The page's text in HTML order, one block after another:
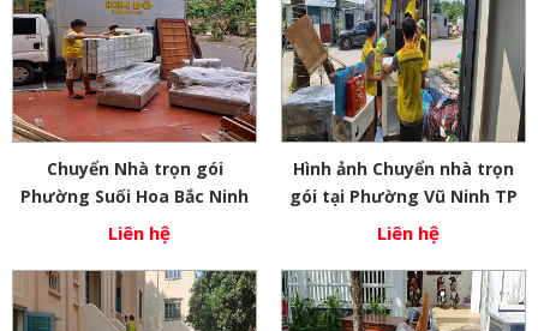
Chuyển Nhà trọn gói
Phường Suối Hoa Bắc Ninh
Liên hệ
Hình ảnh Chuyển nhà trọn
gói tại Phường Vũ Ninh TP
Bắc Ninh
Liên hệ